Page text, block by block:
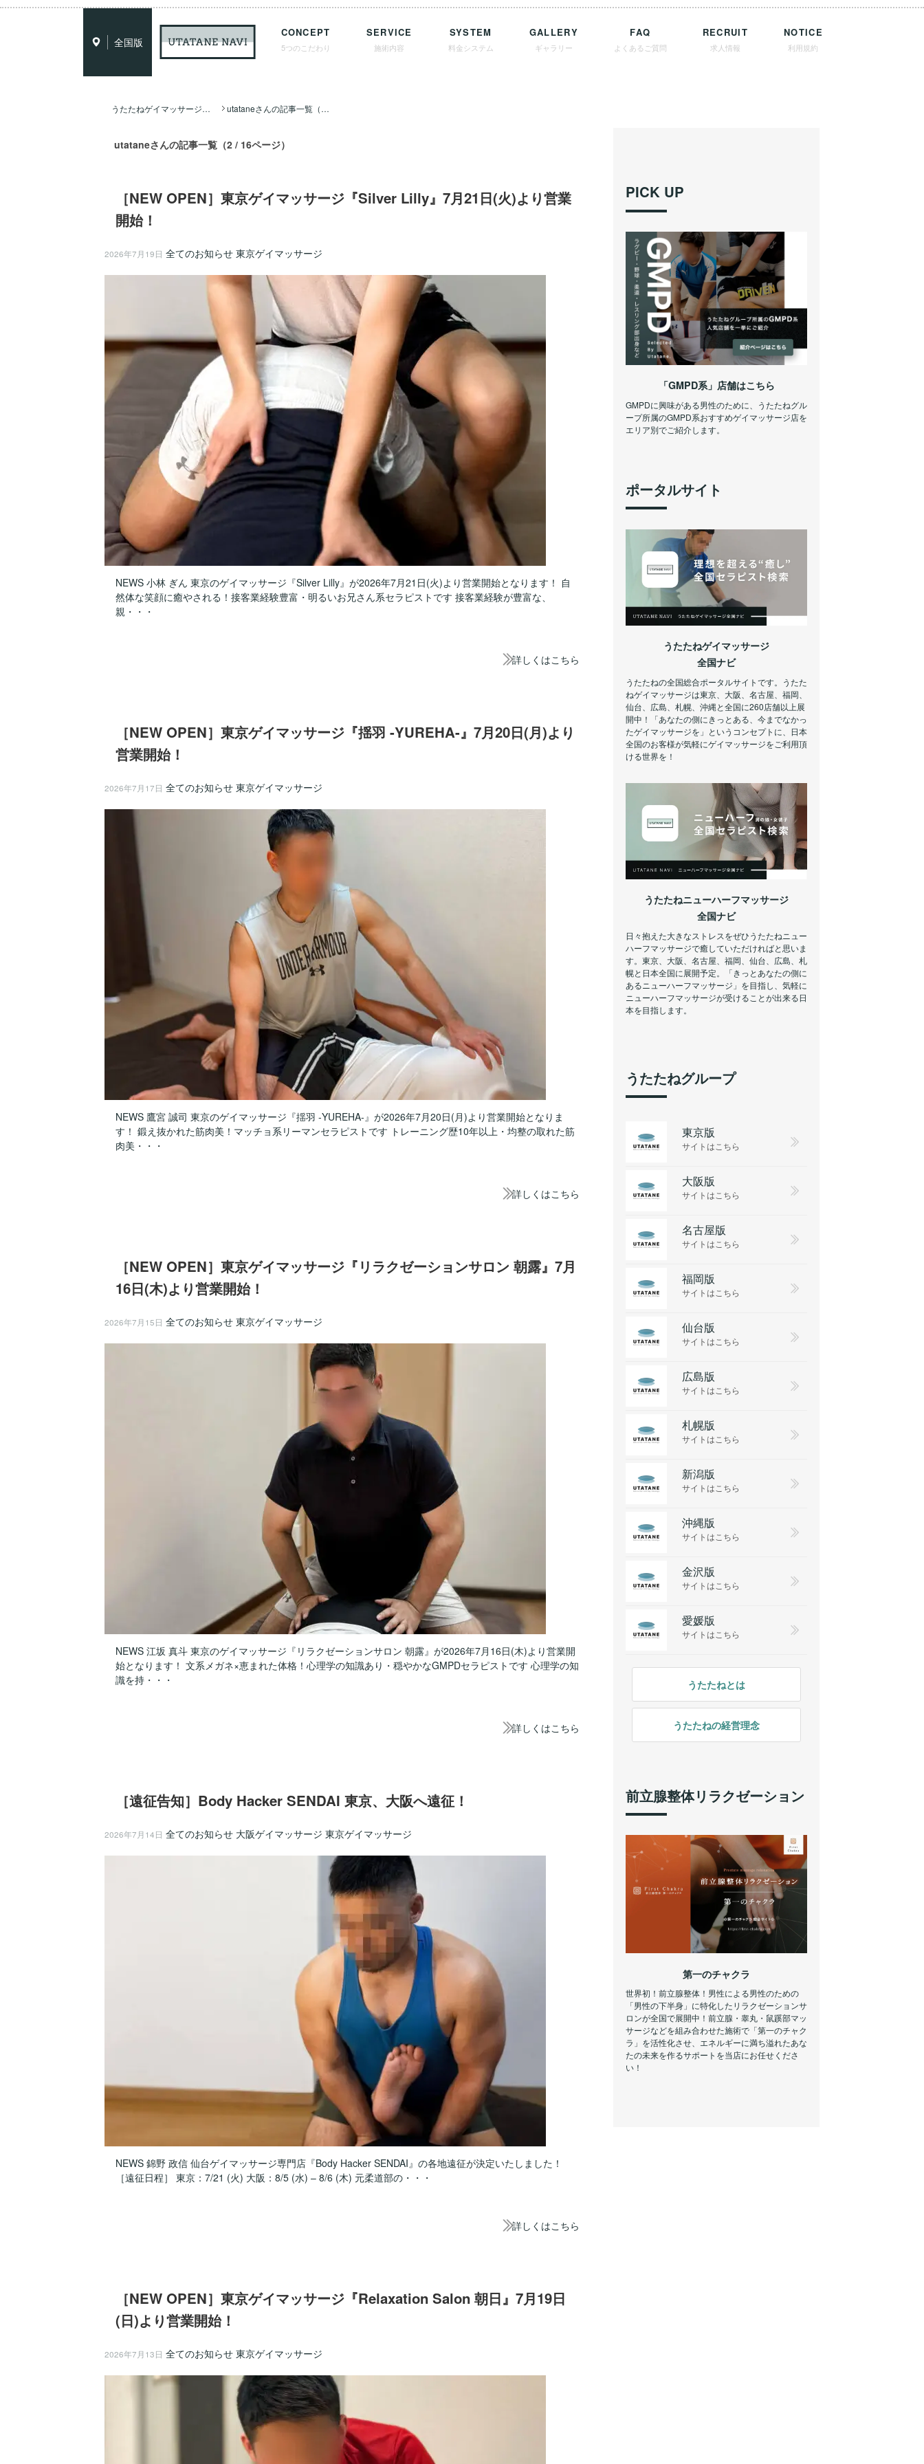
全国版
CONCEPT
5つのこだわり
SERVICE
施術内容
SYSTEM
料金システム
GALLERY
ギャラリー
FAQ
よくあるご質問
RECRUIT
求人情報
NOTICE
利用規約
うたたねゲイマッサージ全国ナビ TOP utataneさんの記事一覧（2 / 16ページ）
utataneさんの記事一覧（2 / 16ページ）
［NEW OPEN］東京ゲイマッサージ『Silver Lilly』7月21日(火)より営業
開始！
2026年7月19日 全てのお知らせ 東京ゲイマッサージ
NEWS 小林 ぎん 東京のゲイマッサージ『Silver Lilly』が2026年7月21日(火)より営業開始となります！ 自
然体な笑顔に癒やされる！接客業経験豊富・明るいお兄さん系セラピストです 接客業経験が豊富な、
親・・・
詳しくはこちら
［NEW OPEN］東京ゲイマッサージ『揺羽 -YUREHA-』7月20日(月)より
営業開始！
2026年7月17日 全てのお知らせ 東京ゲイマッサージ
NEWS 鷹宮 誠司 東京のゲイマッサージ『揺羽 -YUREHA-』が2026年7月20日(月)より営業開始となりま
す！ 鍛え抜かれた筋肉美！マッチョ系リーマンセラピストです トレーニング歴10年以上・均整の取れた筋
肉美・・・
詳しくはこちら
［NEW OPEN］東京ゲイマッサージ『リラクゼーションサロン 朝露』7月
16日(木)より営業開始！
2026年7月15日 全てのお知らせ 東京ゲイマッサージ
NEWS 江坂 真斗 東京のゲイマッサージ『リラクゼーションサロン 朝露』が2026年7月16日(木)より営業開
始となります！ 文系メガネ×恵まれた体格！心理学の知識あり・穏やかなGMPDセラピストです 心理学の知
識を持・・・
詳しくはこちら
［遠征告知］Body Hacker SENDAI 東京、大阪へ遠征！
2026年7月14日 全てのお知らせ 大阪ゲイマッサージ 東京ゲイマッサージ
NEWS 錦野 政信 仙台ゲイマッサージ専門店『Body Hacker SENDAI』の各地遠征が決定いたしました！
［遠征日程］ 東京：7/21 (火) 大阪：8/5 (水) – 8/6 (木) 元柔道部の・・・
詳しくはこちら
［NEW OPEN］東京ゲイマッサージ『Relaxation Salon 朝日』7月19日
(日)より営業開始！
2026年7月13日 全てのお知らせ 東京ゲイマッサージ
PICK UP
「GMPD系」店舗はこちら
GMPDに興味がある男性のために、うたたねグル
ープ所属のGMPD系おすすめゲイマッサージ店を
エリア別でご紹介します。
ポータルサイト
うたたねゲイマッサージ
全国ナビ
うたたねの全国総合ポータルサイトです。うたた
ねゲイマッサージは東京、大阪、名古屋、福岡、
仙台、広島、札幌、沖縄と全国に260店舗以上展
開中！「あなたの側にきっとある、今までなかっ
たゲイマッサージを」というコンセプトに、日本
全国のお客様が気軽にゲイマッサージをご利用頂
ける世界を！
うたたねニューハーフマッサージ
全国ナビ
日々抱えた大きなストレスをぜひうたたねニュー
ハーフマッサージで癒していただければと思いま
す。東京、大阪、名古屋、福岡、仙台、広島、札
幌と日本全国に展開予定。「きっとあなたの側に
あるニューハーフマッサージ」を目指し、気軽に
ニューハーフマッサージが受けることが出来る日
本を目指します。
うたたねグループ
東京版
サイトはこちら
大阪版
サイトはこちら
名古屋版
サイトはこちら
福岡版
サイトはこちら
仙台版
サイトはこちら
広島版
サイトはこちら
札幌版
サイトはこちら
新潟版
サイトはこちら
沖縄版
サイトはこちら
金沢版
サイトはこちら
愛媛版
サイトはこちら
うたたねとは
うたたねの経営理念
前立腺整体リラクゼーション
第一のチャクラ
世界初！前立腺整体！男性による男性のための
「男性の下半身」に特化したリラクゼーションサ
ロンが全国で展開中！前立腺・睾丸・鼠蹊部マッ
サージなどを組み合わせた施術で「第一のチャク
ラ」を活性化させ、エネルギーに満ち溢れたあな
たの未来を作るサポートを当店にお任せくださ
い！